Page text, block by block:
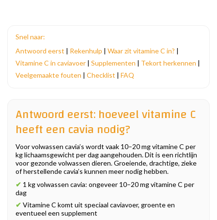
Snel naar:
Antwoord eerst | Rekenhulp | Waar zit vitamine C in? |
Vitamine C in caviavoer | Supplementen | Tekort herkennen |
Veelgemaakte fouten | Checklist | FAQ
Antwoord eerst: hoeveel vitamine C
heeft een cavia nodig?
Voor volwassen cavia’s wordt vaak 10–20 mg vitamine C per
kg lichaamsgewicht per dag aangehouden. Dit is een richtlijn
voor gezonde volwassen dieren. Groeiende, drachtige, zieke
of herstellende cavia’s kunnen meer nodig hebben.
✔ 1 kg volwassen cavia: ongeveer 10–20 mg vitamine C per
dag
✔ Vitamine C komt uit speciaal caviavoer, groente en
eventueel een supplement